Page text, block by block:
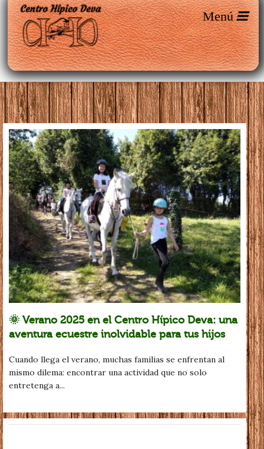
Entradas etiquetadas como ‘montar
a caballo’
🌞 Verano 2025 en el Centro Hípico Deva: una
aventura ecuestre inolvidable para tus hijos
Cuando llega el verano, muchas familias se enfrentan al
mismo dilema: encontrar una actividad que no solo
entretenga a...